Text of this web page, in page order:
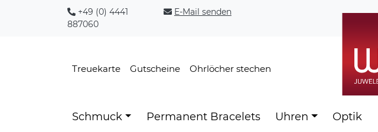
+49 (0) 4441
887060
E-Mail senden
Treuekarte Gutscheine Ohrlöcher stechen
Schmuck Permanent Bracelets Uhren Optik